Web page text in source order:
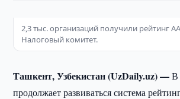
2,3 тыс. организаций получили рейтинг
Налоговый комитет.
Ташкент, Узбекистан (UzDaily.uz) —В
продолжает развиваться система